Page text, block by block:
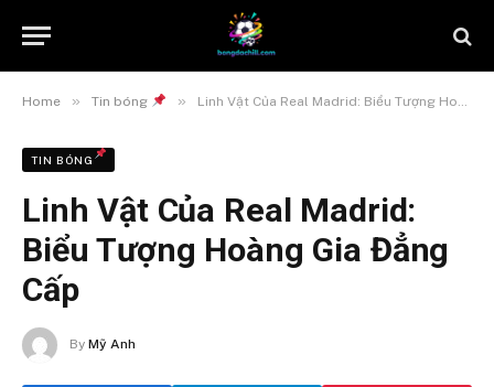
Home » Tin bóng » Linh Vật Của Real Madrid: Biểu Tượng Hoàng Gia Đẳng Cấp
TIN BÓNG
Linh Vật Của Real Madrid:
Biểu Tượng Hoàng Gia Đẳng
Cấp
By Mỹ Anh